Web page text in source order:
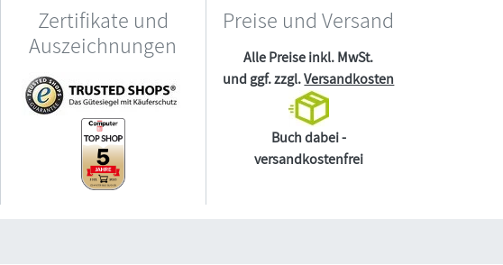
Zertifikate und
Auszeichnungen
Preise und Versand
Alle Preise inkl. MwSt.
und ggf. zzgl.Versandkosten
Buch dabei -
versandkostenfrei